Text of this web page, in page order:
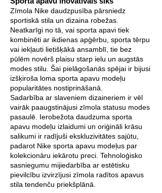
Zīmola Nike daudzpusība pārsniedz
sportiskā stila un dizaina robežas.
Neatkarīgi no tā, vai sporta apavi tiek
kombinēti ar ikdienas apģērbu, sporta tērpu
vai iekļauti lietišķākā ansamblī, tie bez
pūlēm novērš plaisu starp ielu un augstās
modes stilu. Šai pielāgošanās spējai ir bijusi
izšķiroša loma sporta apavu modeļu
popularitātes nostiprināšanā.
Sadarbība ar slaveniem dizaineriem ir vēl
vairāk paaugstinājusi zīmola statusu modes
pasaulē. Ierobežota daudzuma sporta
apavu modeļu izlaidumi un oriģināli krāsu
salikumi ir radījuši ekskluzivitātes sajūtu,
padarot Nike sporta apavu modeļus par
kolekcionāru iekārotu preci. Tehnoloģisko
sasniegumu mijiedarbība ar estētisku
pievilcību izvirzījusi zīmola radītos apavus
stila tendenču priekšplānā.